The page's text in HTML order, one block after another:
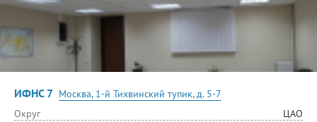
ИФНС 7 Москва, 1-й Тихвинский тупик, д. 5-7
Округ
ЦАО